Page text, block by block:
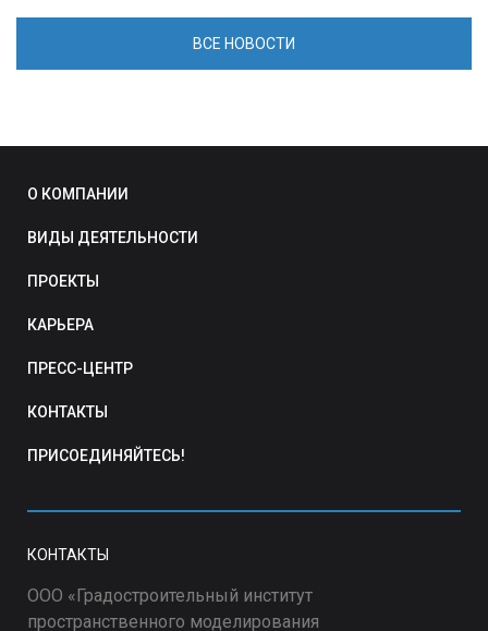
ВСЕ НОВОСТИ
О КОМПАНИИ
ВИДЫ ДЕЯТЕЛЬНОСТИ
ПРОЕКТЫ
КАРЬЕРА
ПРЕСС-ЦЕНТР
КОНТАКТЫ
ПРИСОЕДИНЯЙТЕСЬ!
КОНТАКТЫ
ООО «Градостроительный институт
пространственного моделирования